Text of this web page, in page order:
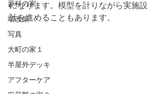
蓼科の家
増改築
写真
大町の家１
半屋外デッキ
アフターケア
になります。模型を計りながら実施設
計を進めることもあります。